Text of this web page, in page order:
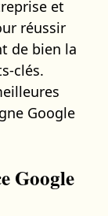
et
réussir
de bien la
clés.
Google
Google